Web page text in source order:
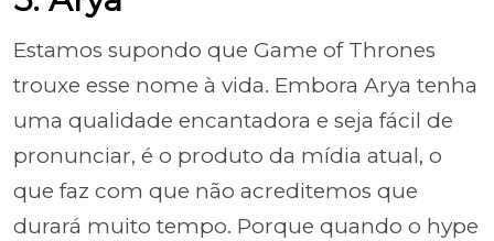
Estamos supondo que Game of Thrones
trouxe esse nome à vida. Embora Arya tenha
uma qualidade encantadora e seja fácil de
pronunciar, é o produto da mídia atual, o
que faz com que não acreditemos que
durará muito tempo. Porque quando o hype